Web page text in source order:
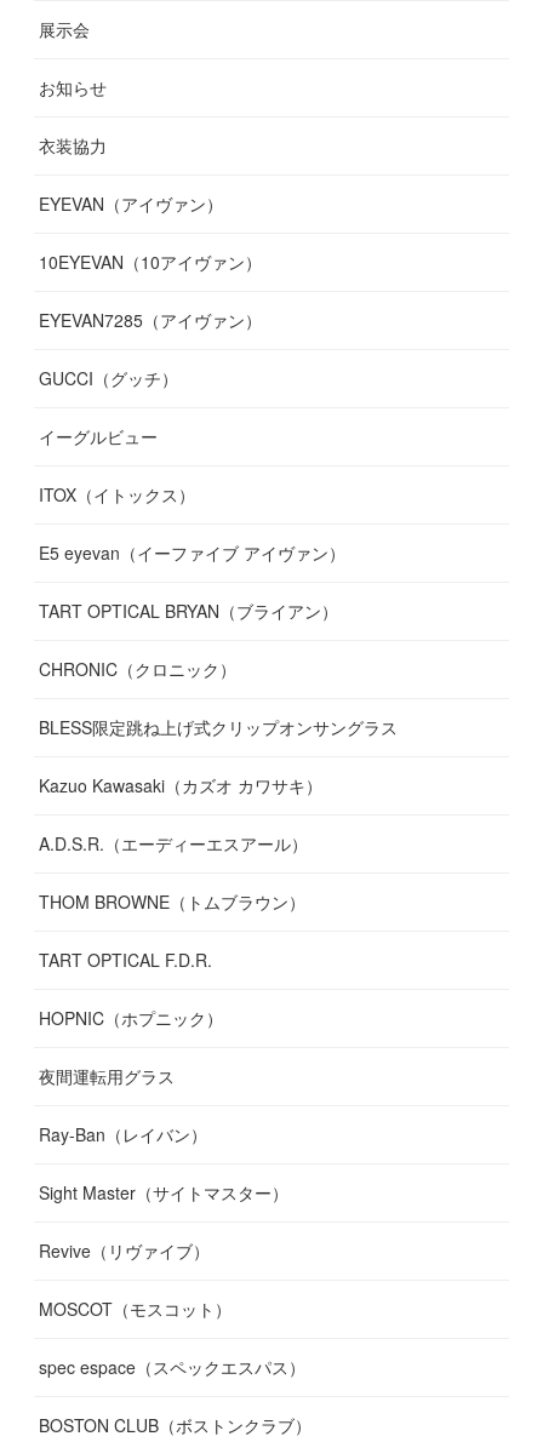
(14
(8
(9
(14
(19
(12)
(10)
(12
(10
(17)
(11)
(10)
(9
(7
(7
(10)
(11)
12)
(3
( 7
(13)
(11)
(13)
7)
(12)
(
( 5
(8)
(12)
11)
(13)
(13)
(10 )
(10)
13)
(16)
(14)
(17)
展示会
お知らせ
衣装協力
EYEVAN（アイヴァン）
10EYEVAN（10アイヴァン）
EYEVAN7285（アイヴァン）
GUCCI（グッチ）
イーグルビュー
ITOX（イトックス）
E5 eyevan（イーファイブ アイヴァン）
TART OPTICAL BRYAN（ブライアン）
CHRONIC（クロニック）
BLESS限定跳ね上げ式クリップオンサングラス
Kazuo Kawasaki（カズオ カワサキ）
A.D.S.R.（エーディーエスアール）
THOM BROWNE（トムブラウン）
TART OPTICAL F.D.R.
HOPNIC（ホプニック）
夜間運転用グラス
Ray-Ban（レイバン）
Sight Master（サイトマスター）
Revive（リヴァイブ）
MOSCOT（モスコット）
spec espace（スペックエスパス）
BOSTON CLUB（ボストンクラブ）